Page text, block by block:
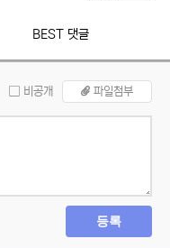
BEST 댓글
비공개 파일첨부
등록